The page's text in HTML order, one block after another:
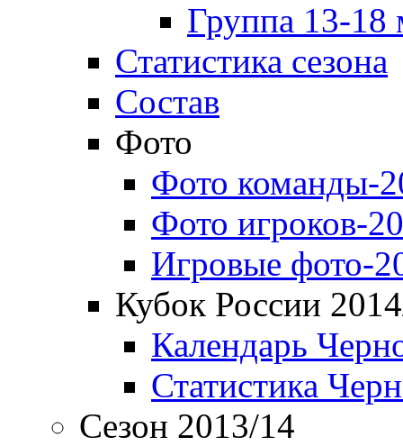
Группа 13-18
Статистика сезона
Состав
Фото
Фото команды-
Фото игроков-
Игровые фото-
Кубок России
Календарь
Статистика
Сезон 2013/14